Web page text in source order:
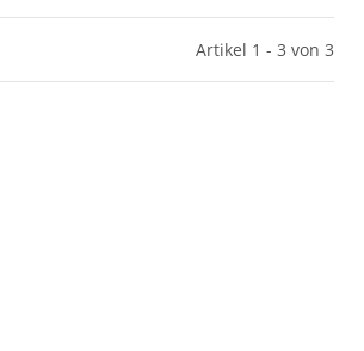
Artikel 1 - 3 von 3